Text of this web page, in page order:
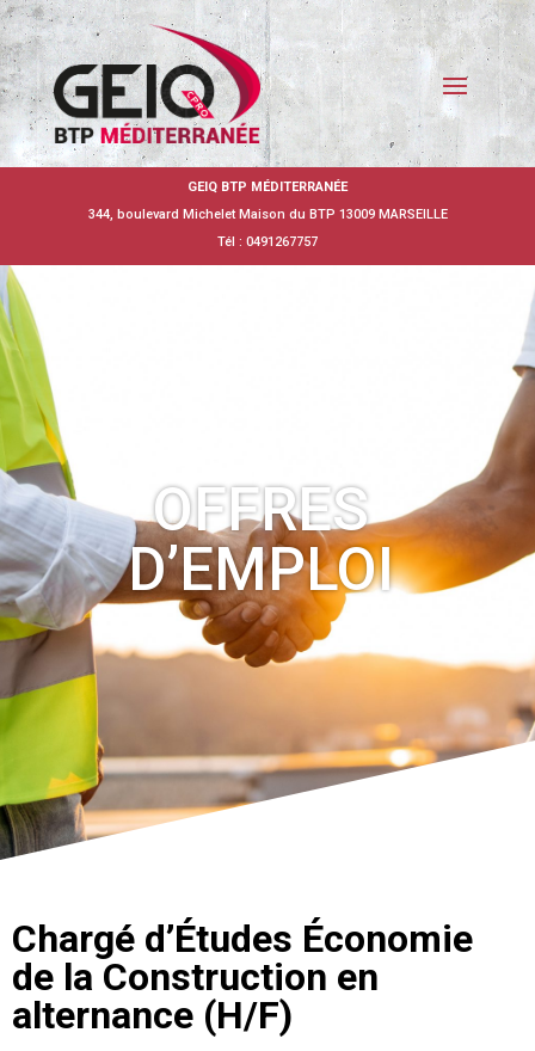
GEIQ BTP MÉDITERRANÉE
344, boulevard Michelet Maison du BTP 13009 MARSEILLE
Tél : 0491267757
OFFRES
D’EMPLOI
Chargé d’Études Économie
de la Construction en
alternance (H/F)